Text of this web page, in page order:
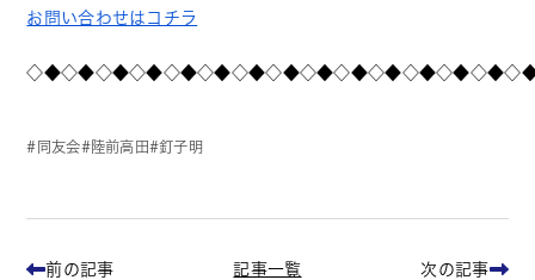
お問い合わせはコチラ
同友会 陸前高田 釘子明
前の記事 記事一覧 次の記事